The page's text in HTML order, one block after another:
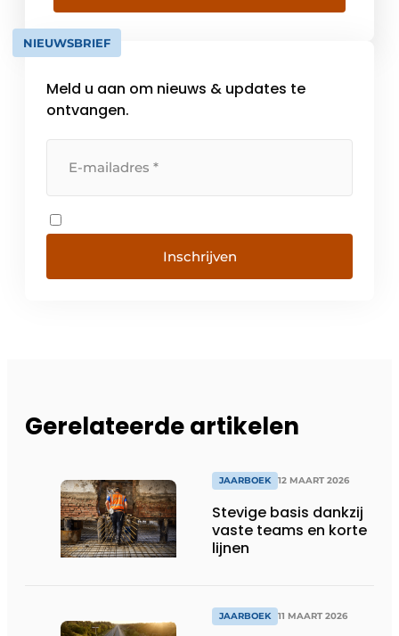
deskundigheid en innovatie. Jij vraagt je
wellicht af, wie zijn wij? Wij zijn een
krachtige groep engineers met lokaal
NIEUWSBRIEF
Meld u aan om nieuws & updates te
ontvangen.
Inschrijven
Gerelateerde artikelen
JAARBOEK 12 MAART 2026
Stevige basis dankzij
vaste teams en korte
lijnen
JAARBOEK 11 MAART 2026